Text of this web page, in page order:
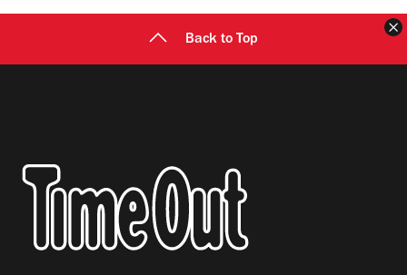
Back to Top